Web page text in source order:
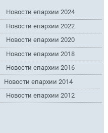
Новости епархии 2024
Новости епархии 2022
Новости епархии 2020
Новости епархии 2018
Новости епархии 2016
Новости епархии 2014
Новости епархии 2012